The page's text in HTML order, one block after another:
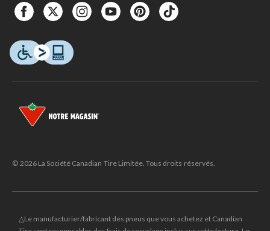
© 2026 La Société Canadian Tire Limitée. Tous droits réservés.
△Le manufacturier/fabricant des pneus que vous achetez et Canadian